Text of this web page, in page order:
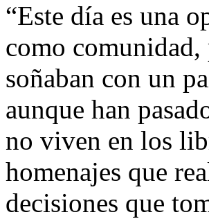
“Este día es una
como
soñaban con un
aunque han
no viven en los
homenajes que
decisiones que